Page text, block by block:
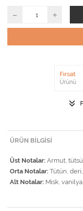
Fırsat
Ürünü
ÜRÜN BILGISI
Üst Notalar: Armut,
Orta Notalar: Tütün,
Alt Notalar: Misk,